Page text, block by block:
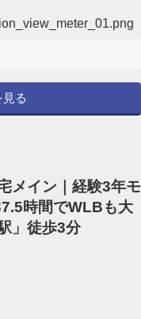
る
メイン｜経験3年モ
時間でWLBも大
」徒歩3分